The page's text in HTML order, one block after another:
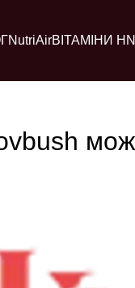
NutriAirВІТАМІНИ HN